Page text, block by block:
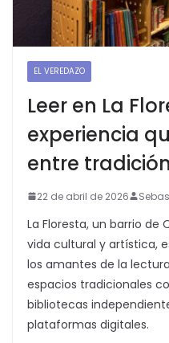
EL VEREDAZO
Leer en La
experiencia
entre
22 de abril de 2026
La Floresta, un barrio de
vida cultural y artística,
los amantes de la
espacios tradicionales
bibliotecas
plataformas digitales.